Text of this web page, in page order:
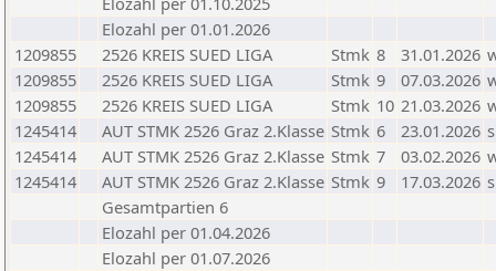
Elozahl per 01.01.2026
1209855
2526 KREIS SUED LIGA Stmk 8 31.01.2026
1209855
2526 KREIS SUED LIGA Stmk 9 07.03.2026
1209855
2526 KREIS SUED LIGA Stmk 10 21.03.2026
1245414
AUT STMK 2526 Graz 2.Klasse Stmk 6 23.01.2026 s
1245414
AUT STMK 2526 Graz 2.Klasse Stmk 7 03.02.2026
1245414
AUT STMK 2526 Graz 2.Klasse Stmk 9 17.03.2026 s
Gesamtpartien 6
Elozahl per 01.04.2026
Elozahl per 01.07.2026